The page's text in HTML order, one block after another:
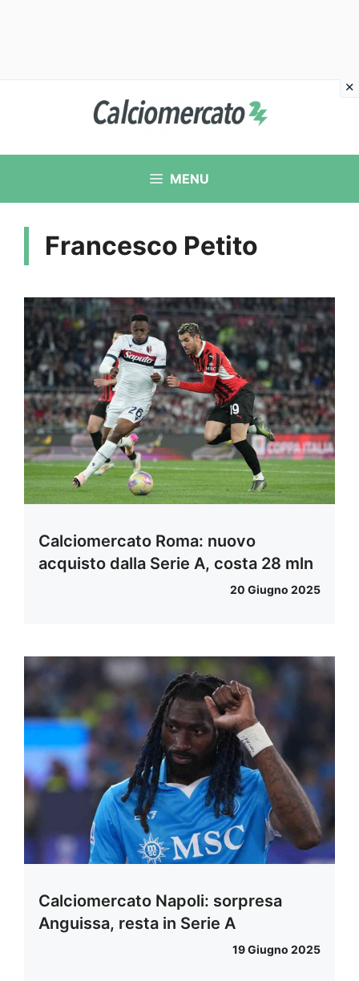
contenuto
MENU
Francesco Petito
Calciomercato Roma: nuovo
acquisto dalla Serie A, costa 28 mln
20 Giugno 2025
Calciomercato Napoli: sorpresa
Anguissa, resta in Serie A
19 Giugno 2025